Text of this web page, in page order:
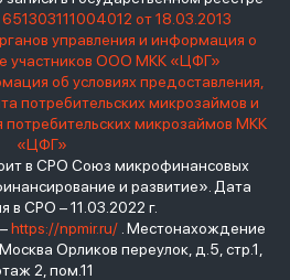
от 18.03.2013
управления и информация о
участников ООО МКК «ЦФГ»
об условиях предоставления,
потребительских микрозаймов и
потребительских микрозаймов МКК
«ЦФГ»
в СРО Союз микрофинансовых
и развитие». Дата
в СРО – 11.03.2022 г.
https://npmir.ru/. Местонахождение
Орликов переулок, д.5, стр.1,
2, пом.11